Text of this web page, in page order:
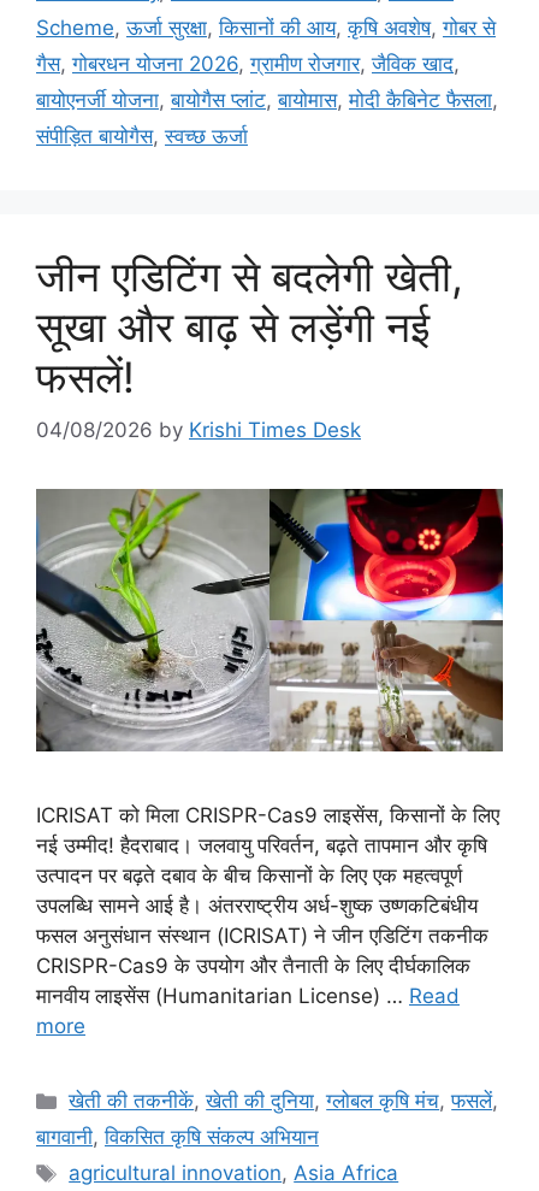
Scheme,ऊर्जा सुरक्षा,किसानों की आय,कृषि अवशेष,गोबर से
गैस,गोबरधन योजना 2026,ग्रामीण रोजगार,जैविक खाद,
बायोएनर्जी योजना,बायोगैस प्लांट,बायोमास,मोदी कैबिनेट फैसला,
संपीड़ित बायोगैस,स्वच्छ ऊर्जा
जीन एडिटिंग से बदलेगी खेती,
सूखा और बाढ़ से लड़ेंगी नई
फसलें!
04/08/2026 by Krishi Times Desk
ICRISAT को मिला CRISPR-Cas9 लाइसेंस, किसानों के लिए
नई उम्मीद! हैदराबाद। जलवायु परिवर्तन, बढ़ते तापमान और कृषि
उत्पादन पर बढ़ते दबाव के बीच किसानों के लिए एक महत्वपूर्ण
उपलब्धि सामने आई है। अंतरराष्ट्रीय अर्ध-शुष्क उष्णकटिबंधीय
फसल अनुसंधान संस्थान (ICRISAT) ने जीन एडिटिंग तकनीक
CRISPR-Cas9 के उपयोग और तैनाती के लिए दीर्घकालिक
मानवीय लाइसेंस (Humanitarian License) … Read
more
खेती की तकनीकें,खेती की दुनिया,ग्लोबल कृषि मंच,फसलें,
बागवानी,विकसित कृषि संकल्प अभियान
agricultural innovation,Asia Africa